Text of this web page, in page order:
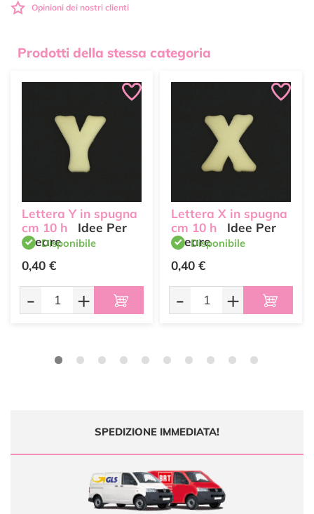
Opinioni dei nostri clienti
Prodotti della stessa categoria
Lettera Y in spugna
cm 10 h
Idee Per
CreareDisponibile
0,40 €
- +
Lettera X in spugna
cm 10 h
Idee Per
CreareDisponibile
0,40 €
- +
SPEDIZIONE IMMEDIATA!